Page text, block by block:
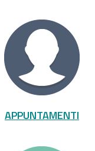
APPUNTAMENTI